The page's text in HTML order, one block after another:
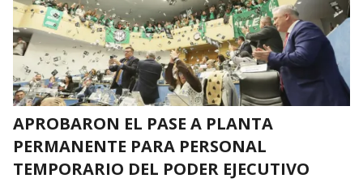
APROBARON EL PASE A PLANTA
PERMANENTE PARA PERSONAL
TEMPORARIO DEL PODER EJECUTIVO